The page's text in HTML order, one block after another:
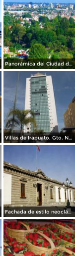
Panorámica del Ciudad de Irapuato 2014 Autor Jesús Arévalo Rosales
Villas de Irapuato, Gto. Noviembre/2012
Fachada de estilo neoclásico del Palacio Municipal. Irapuato, Gto. 2001